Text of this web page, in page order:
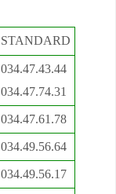
STANDARD
034.47.43.44
034.47.74.31
034.47.61.78
034.49.56.64
034.49.56.17